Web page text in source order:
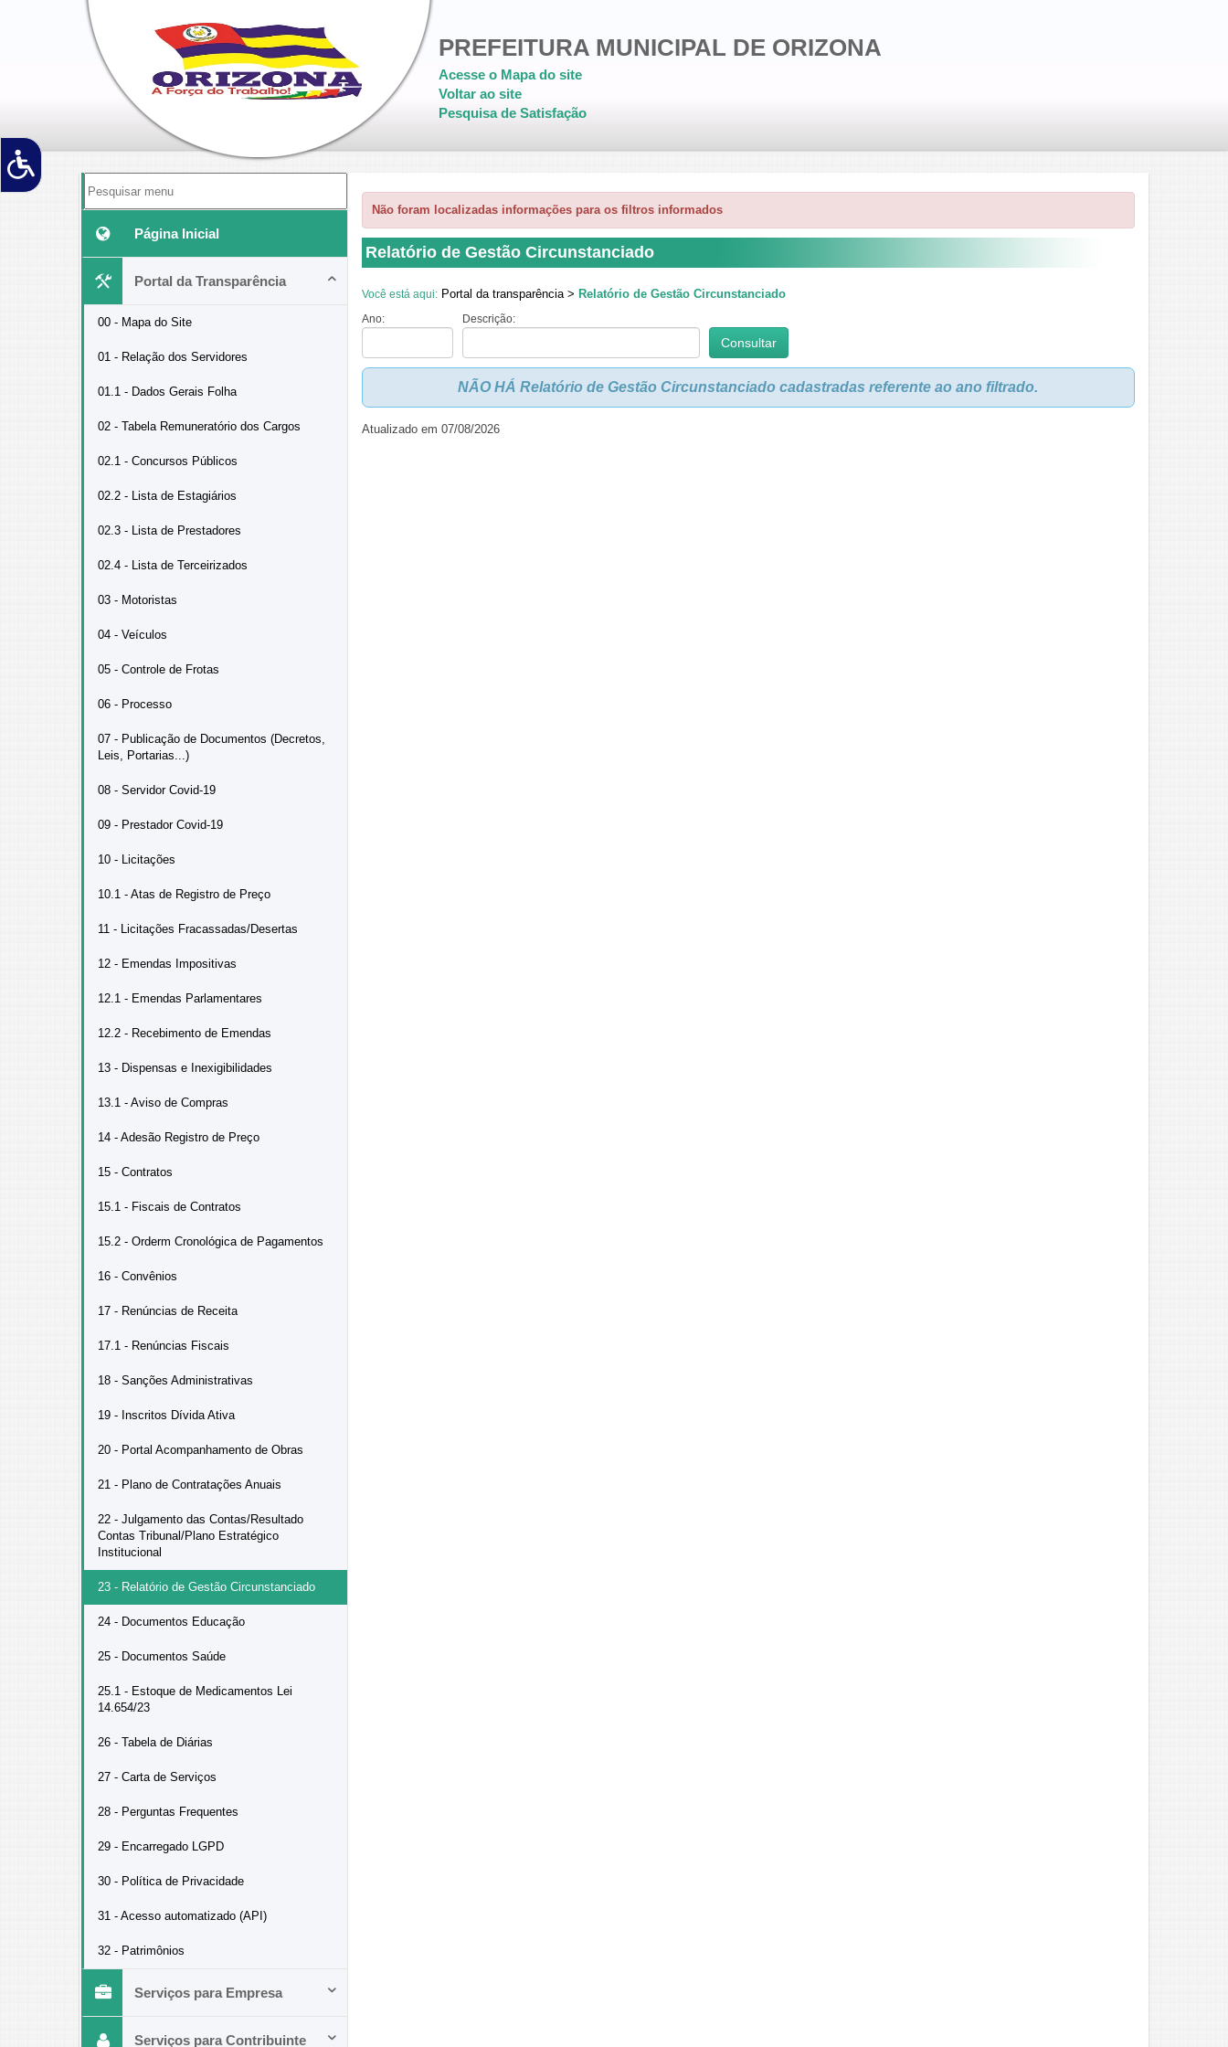
PREFEITURA MUNICIPAL DE ORIZONA
Acesse o Mapa do site
Voltar ao site
Pesquisa de Satisfação
Página Inicial
Portal da Transparência
00 - Mapa do Site
01 - Relação dos Servidores
01.1 - Dados Gerais Folha
02 - Tabela Remuneratório dos Cargos
02.1 - Concursos Públicos
02.2 - Lista de Estagiários
02.3 - Lista de Prestadores
02.4 - Lista de Terceirizados
03 - Motoristas
04 - Veículos
05 - Controle de Frotas
06 - Processo
07 - Publicação de Documentos (Decretos,
Leis, Portarias...)
08 - Servidor Covid-19
09 - Prestador Covid-19
10 - Licitações
10.1 - Atas de Registro de Preço
11 - Licitações Fracassadas/Desertas
12 - Emendas Impositivas
12.1 - Emendas Parlamentares
12.2 - Recebimento de Emendas
13 - Dispensas e Inexigibilidades
13.1 - Aviso de Compras
14 - Adesão Registro de Preço
15 - Contratos
15.1 - Fiscais de Contratos
15.2 - Orderm Cronológica de Pagamentos
16 - Convênios
17 - Renúncias de Receita
17.1 - Renúncias Fiscais
18 - Sanções Administrativas
19 - Inscritos Dívida Ativa
20 - Portal Acompanhamento de Obras
21 - Plano de Contratações Anuais
22 - Julgamento das Contas/Resultado
Contas Tribunal/Plano Estratégico
Institucional
23 - Relatório de Gestão Circunstanciado
24 - Documentos Educação
25 - Documentos Saúde
25.1 - Estoque de Medicamentos Lei
14.654/23
26 - Tabela de Diárias
27 - Carta de Serviços
28 - Perguntas Frequentes
29 - Encarregado LGPD
30 - Política de Privacidade
31 - Acesso automatizado (API)
32 - Patrimônios
Serviços para Empresa
Serviços para Contribuinte
Não foram localizadas informações para os filtros informados
Relatório de Gestão Circunstanciado
Você está aqui: Portal da transparência > Relatório de Gestão Circunstanciado
Ano: Descrição:
NÃO HÁ Relatório de Gestão Circunstanciado cadastradas referente ao ano filtrado.
Atualizado em 07/08/2026